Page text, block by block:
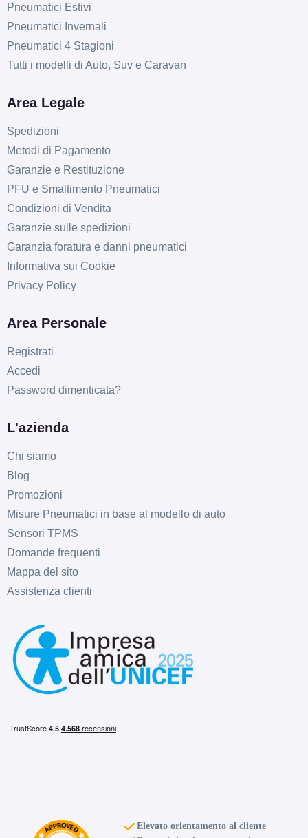
Pneumatici Estivi
Pneumatici Invernali
Pneumatici 4 Stagioni
Tutti i modelli di Auto, Suv e Caravan
Area Legale
Spedizioni
Metodi di Pagamento
Garanzie e Restituzione
PFU e Smaltimento Pneumatici
Condizioni di Vendita
Garanzie sulle spedizioni
Garanzia foratura e danni pneumatici
Informativa sui Cookie
Privacy Policy
Area Personale
Registrati
Accedi
Password dimenticata?
L'azienda
Chi siamo
Blog
Promozioni
Misure Pneumatici in base al modello di auto
Sensori TPMS
Domande frequenti
Mappa del sito
Assistenza clienti
Elevato orientamento al cliente